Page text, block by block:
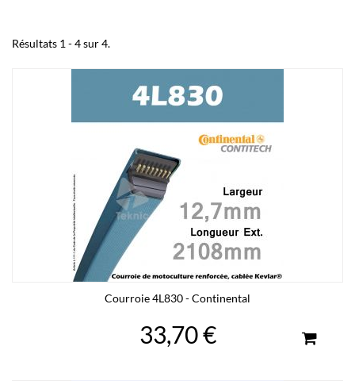
Résultats 1 - 4 sur 4.
Courroie 4L830 - Continental
33,70 €